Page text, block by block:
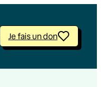
Je fais un don